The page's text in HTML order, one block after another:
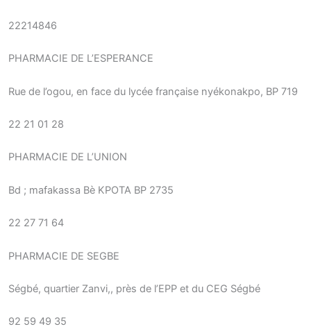
22214846
PHARMACIE DE L’ESPERANCE
Rue de l’ogou, en face du lycée française nyékonakpo, BP 719
22 21 01 28
PHARMACIE DE L’UNION
Bd ; mafakassa Bè KPOTA BP 2735
22 27 71 64
PHARMACIE DE SEGBE
Ségbé, quartier Zanvi,, près de l’EPP et du CEG Ségbé
92 59 49 35